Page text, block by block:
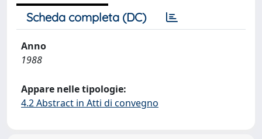
Scheda completa (DC)
Anno
1988
Appare nelle tipologie:
4.2 Abstract in Atti di convegno